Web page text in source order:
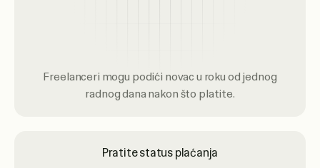
Freelanceri mogu podići novac u roku od jednog
radnog dana nakon što platite.
Pratite status plaćanja